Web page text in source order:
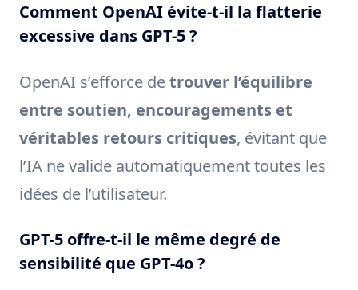
Comment OpenAI évite-t-il la flatterie
excessive dans GPT-5 ?
OpenAI s’efforce detrouver l’équilibre
entre soutien, encouragements et
véritables retours critiques, évitant que
l’IA ne valide automatiquement toutes les
idées de l’utilisateur.
GPT-5 offre-t-il le même degré de
sensibilité que GPT-4o ?